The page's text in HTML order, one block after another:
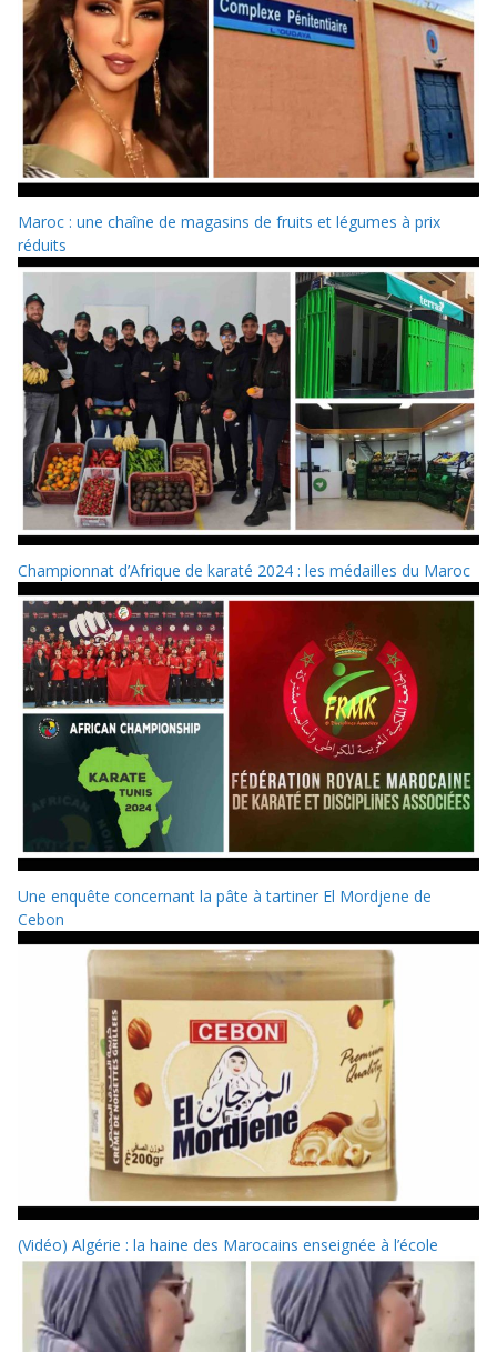
Maroc : une chaîne de magasins de fruits et légumes à prix
réduits
Championnat d’Afrique de karaté 2024 : les médailles du Maroc
Une enquête concernant la pâte à tartiner El Mordjene de
Cebon
(Vidéo) Algérie : la haine des Marocains enseignée à l’école